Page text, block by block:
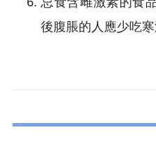
後腹脹的人應少吃寒